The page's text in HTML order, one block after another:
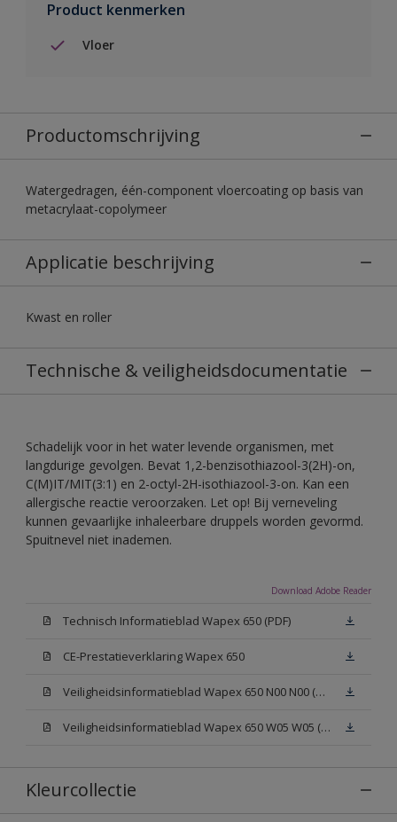
Product kenmerken
Vloer
Productomschrijving
Watergedragen, één-component vloercoating op basis van
metacrylaat-copolymeer
Applicatie beschrijving
Kwast en roller
Technische & veiligheidsdocumentatie
Schadelijk voor in het water levende organismen, met
langdurige gevolgen. Bevat 1,2-benzisothiazool-3(2H)-on,
C(M)IT/MIT(3:1) en 2-octyl-2H-isothiazool-3-on. Kan een
allergische reactie veroorzaken. Let op! Bij verneveling
kunnen gevaarlijke inhaleerbare druppels worden gevormd.
Spuitnevel niet inademen.
Download Adobe Reader
Technisch Informatieblad Wapex 650 (PDF)
CE-Prestatieverklaring Wapex 650
Veiligheidsinformatieblad Wapex 650 N00 N00 (MSDS)
Veiligheidsinformatieblad Wapex 650 W05 W05 (MSDS)
Kleurcollectie